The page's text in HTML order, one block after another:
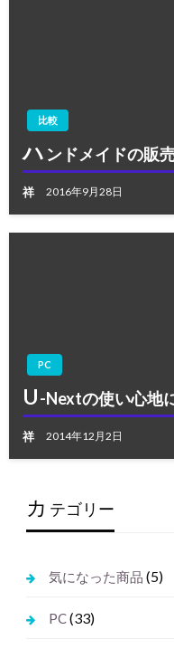
比較
ハ ンドメイドの販
祥 2016年9月28日
PC
U-Nextの使い心地
祥 2014年12月2日
カ テゴリー
気になった商品 (5)
PC(33)